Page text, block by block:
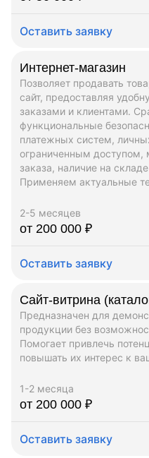
Оставить заявку
Интернет-магазин
Позволяет продавать
сайт, предоставляя
заказами и клиентами.
функциональные
платежных систем,
ограниченным доступом,
заказа, наличие на
Применяем актуальные
2-5 месяцев
от 200 000 ₽
Оставить заявку
Сайт-витрина
Предназначен для
продукции без
Помогает привлечь
повышать их интерес к
1-2 месяца
от 200 000 ₽
Оставить заявку